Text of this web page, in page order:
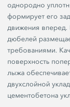
однородно
формирует его
движения вперед.
дюбелей
требованиями.
поверхность
лыжа
двухслойной
цементобетона